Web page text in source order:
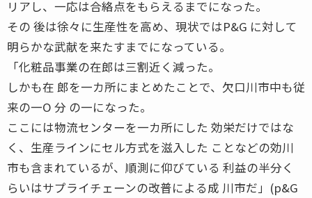
リアし、一応は合絡点をもらえるまでになった。
その 後は徐々に生産性を高め、現状ではP&G に対して
明らかな武献を来たすまでになっている。
「化粧品事業の在郎は三割近く減った。
しかも在 郎を一カ所にまとめたことで、欠口川市中も従
来の一O 分 の一になった。
ここには物流センターを一カ所にした 効栄だけではな
く、生産ラインにセル方式を滋入した ことなどの効川
市も含まれているが、順測に仰びている 利益の半分く
らいはサプライチェーンの改普による成 川市だ」(p&G